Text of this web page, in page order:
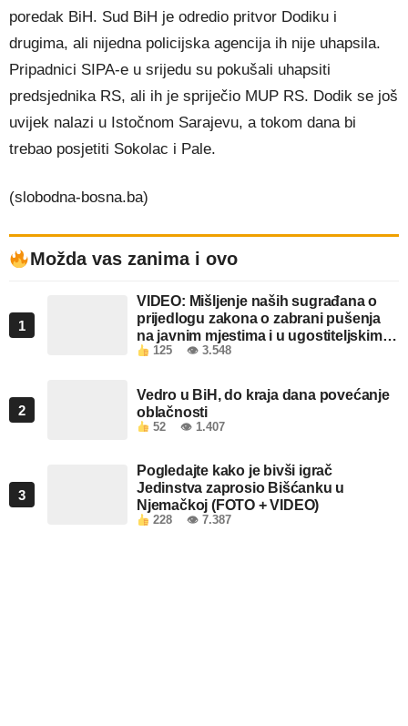
poredak BiH. Sud BiH je odredio pritvor Dodiku i
drugima, ali nijedna policijska agencija ih nije uhapsila.
Pripadnici SIPA-e u srijedu su pokušali uhapsiti
predsjednika RS, ali ih je spriječio MUP RS. Dodik se još
uvijek nalazi u Istočnom Sarajevu, a tokom dana bi
trebao posjetiti Sokolac i Pale.
(slobodna-bosna.ba)
Možda vas zanima i ovo
1
VIDEO: Mišljenje naših sugrađana o
prijedlogu zakona o zabrani pušenja
na javnim mjestima i u ugostiteljskim
objektima u FBiH
125 👁 3.548
2
Vedro u BiH, do kraja dana povećanje
oblačnosti
52 👁 1.407
3
Pogledajte kako je bivši igrač
Jedinstva zaprosio Bišćanku u
Njemačkoj (FOTO + VIDEO)
228 👁 7.387